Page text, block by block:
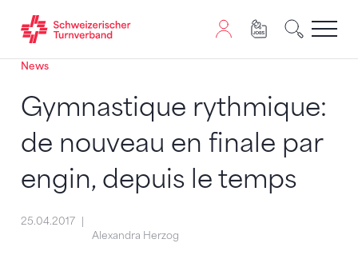
Zum Inhalt springen
Zur Sitemap navigieren
Zum Navigieren dieser Seite wird JavaScript benötigt.
News
Gymnastique rythmique:
de nouveau en finale par
engin, depuis le temps
25.04.2017
Alexandra Herzog